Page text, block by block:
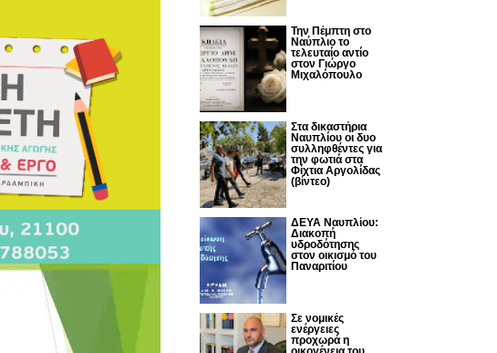
Την Πέμπτη στο
Ναύπλιο το
τελευταίο αντίο
στον Γιώργο
Μιχαλόπουλο
Στα δικαστήρια
Ναυπλίου οι δυο
συλληφθέντες για
την φωτιά στα
Φίχτια Αργολίδας
(βίντεο)
ΔΕΥΑ Ναυπλίου:
Διακοπή
υδροδότησης
στον οικισμό του
Παναριτίου
Σε νομικές
ενέργειες
προχωρά η